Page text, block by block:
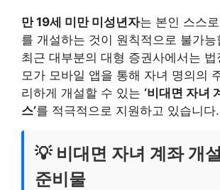
만 19세 미만 미성년자는 본인 스스
를 개설하는 것이 원칙적으로 불가
최근 대부분의 대형 증권사에서는
모가 모바일 앱을 통해 자녀 명의의
리하게 개설할 수 있는 ‘비대면 자녀
스’를 적극적으로 지원하고 있습니다.
💡 비대면 자녀 계좌 개
준비물